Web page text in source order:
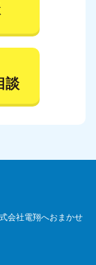
談
会社電翔へおまかせ